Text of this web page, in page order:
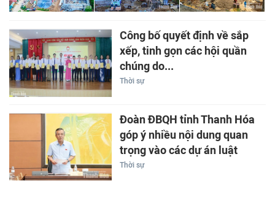
Công bố quyết định về sắp
xếp, tinh gọn các hội quần
chúng do...
Thời sự
Đoàn ĐBQH tỉnh Thanh Hóa
góp ý nhiều nội dung quan
trọng vào các dự án luật
Thời sự